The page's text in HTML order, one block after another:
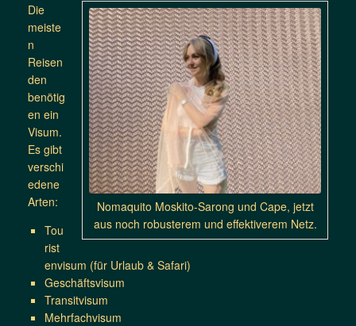
Nomaquito Moskito-Sarong und Cape, jetzt
aus noch robusterem und effektiverem Netz.
Die
meiste
n
Reisen
den
benötig
en ein
Visum.
Es gibt
verschi
edene
Arten:
Tou
rist
envisum (für Urlaub & Safari)
Geschäftsvisum
Transitvisum
Mehrfachvisum